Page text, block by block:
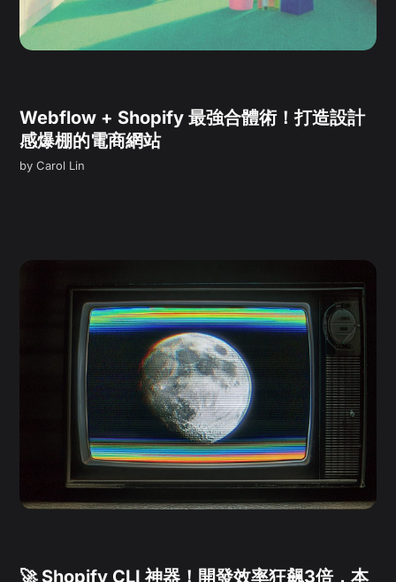
Webflow + Shopify 最強合體術！打造設計
感爆棚的電商網站
byCarol Lin
🚀 Shopify CLI 神器！開發效率狂飆3倍，本